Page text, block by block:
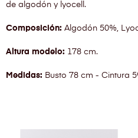
de algodón y lyocell.
Composición: Algodón 50%,
Altura modelo: 178 cm.
Medidas: Busto 78 cm - Cintura